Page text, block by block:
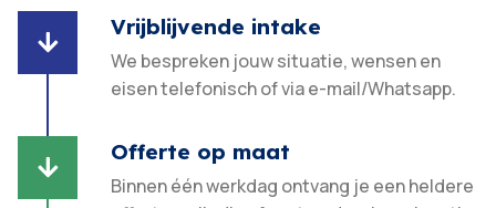

Vrijblijvende intake
We bespreken jouw situatie, wensen en
eisen telefonisch of via e-mail/Whatsapp.

Offerte op maat
Binnen één werkdag ontvang je een heldere